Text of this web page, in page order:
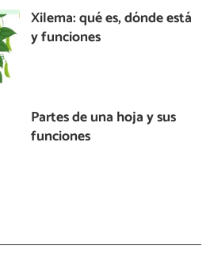
Xilema: qué es, dónde está
y funciones
Partes de una hoja y sus
funciones